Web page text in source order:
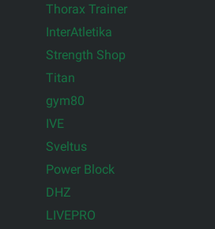
Thorax Trainer
InterAtletika
Strength Shop
Titan
gym80
IVE
Sveltus
Power Block
DHZ
LIVEPRO